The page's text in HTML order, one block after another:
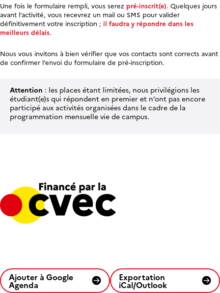
Une fois le formulaire rempli, vous serez pré-inscrit(e). Quelques jours
avant l’activité, vous recevrez un mail ou SMS pour valider
définitivement votre inscription ; il faudra y répondre dans les
meilleurs délais.
Nous vous invitons à bien vérifier que vos contacts sont corrects avant
de confirmer l’envoi du formulaire de pré-inscription.
Attention : les places étant limitées, nous privilégions les
étudiant(e)s qui répondent en premier et n’ont pas encore
participé aux activités organisées dans le cadre de la
programmation mensuelle vie de campus.
Ajouter à Google
Agenda
Exportation
iCal/Outlook